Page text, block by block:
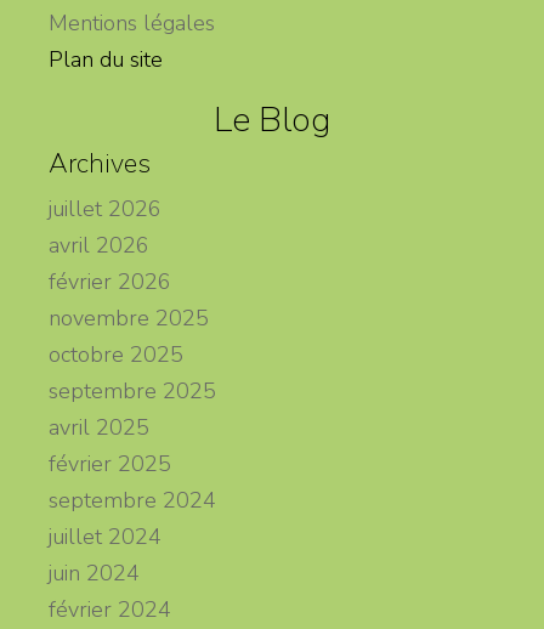
Mentions légales
Plan du site
Le Blog
Archives
juillet 2026
avril 2026
février 2026
novembre 2025
octobre 2025
septembre 2025
avril 2025
février 2025
septembre 2024
juillet 2024
juin 2024
février 2024